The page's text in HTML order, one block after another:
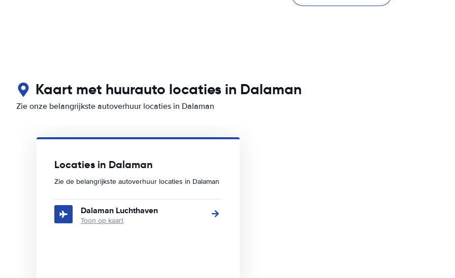
Kaart met huurauto locaties in Dalaman
Zie onze belangrijkste autoverhuur locaties in Dalaman
Locaties in Dalaman
Zie de belangrijkste autoverhuur locaties in Dalaman
Dalaman Luchthaven
Toon op kaart